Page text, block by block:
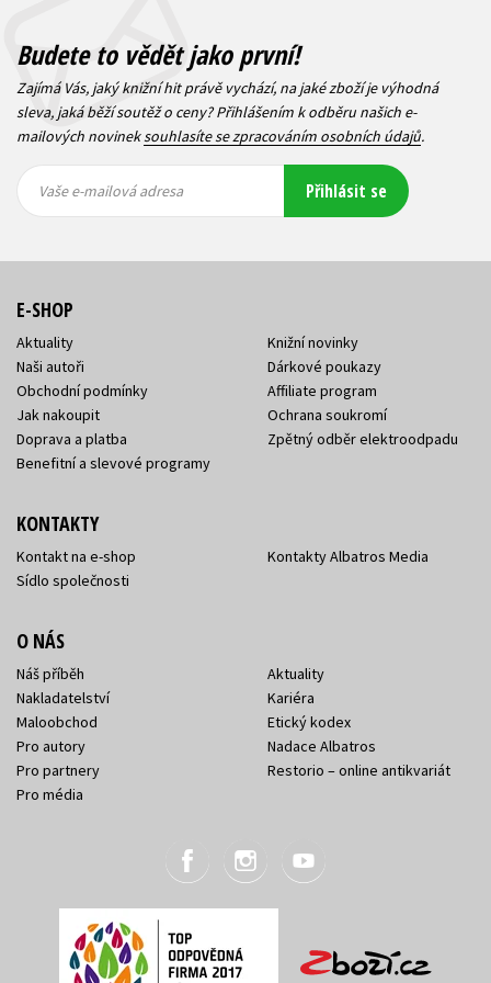
Budete to vědět jako první!
Zajímá Vás, jaký knižní hit právě vychází, na jaké zboží je výhodná
sleva, jaká běží soutěž o ceny? Přihlášením k odběru našich e-
mailových novineksouhlasíte se zpracováním osobních údajů.
mailová
mailová
Vaše e-mailová adresa Přihlásit se
E-SHOP
Aktuality
Naši autoři
Obchodní podmínky
Jak nakoupit
Doprava a platba
Benefitní a slevové programy
Knižní novinky
Dárkové poukazy
Affiliate program
Ochrana soukromí
Zpětný odběr elektroodpadu
KONTAKTY
Kontakt na e-shop
Sídlo společnosti
Kontakty Albatros Media
O NÁS
Náš příběh
Nakladatelství
Maloobchod
Pro autory
Pro partnery
Pro média
Aktuality
Kariéra
Etický kodex
Nadace Albatros
Restorio – online antikvariát